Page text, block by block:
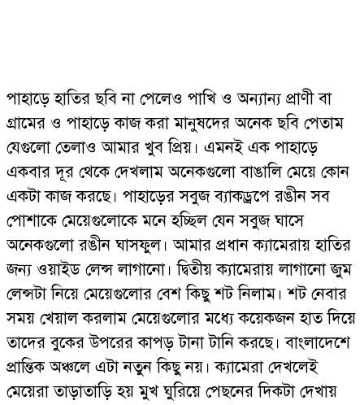
পাহাড়ে হাতির ছবি না পেলেও পাখি ও অন্যান্য প্রাণী বা
গ্রামের ও পাহাড়ে কাজ করা মানুষদের অনেক ছবি পেতাম
যেগুলো তেলাও আমার খুব প্রিয়। এমনই এক পাহাড়ে
একবার দূর থেকে দেখলাম অনেকগুলো বাঙালি মেয়ে কোন
একটা কাজ করছে। পাহাড়ের সবুজ ব্যাকড্রপে রঙীন সব
পোশাকে মেয়েগুলোকে মনে হচ্ছিল যেন সবুজ ঘাসে
অনেকগুলো রঙীন ঘাসফুল। আমার প্রধান ক্যামেরায় হাতির
জন্য ওয়াইড লেন্স লাগানো। দ্বিতীয় ক্যামেরায় লাগানো জুম
লেন্সটা নিয়ে মেয়েগুলোর বেশ কিছু শট নিলাম। শট নেবার
সময় খেয়াল করলাম মেয়েগুলোর মধ্যে কয়েকজন হাত দিয়ে
তাদের বুকের উপরের কাপড় টানা টানি করছে। বাংলাদেশে
প্রান্তিক অঞ্চলে এটা নতুন কিছু নয়। ক্যামেরা দেখলেই
মেয়েরা তাড়াতাড়ি হয় মুখ ঘুরিয়ে পেছনের দিকটা দেখায়